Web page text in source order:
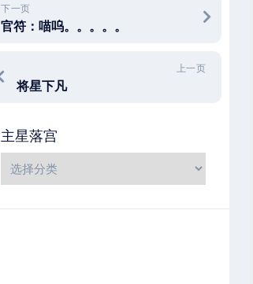
下一页
官符：喵呜。。。。。
上一页
将星下凡
主星落宫